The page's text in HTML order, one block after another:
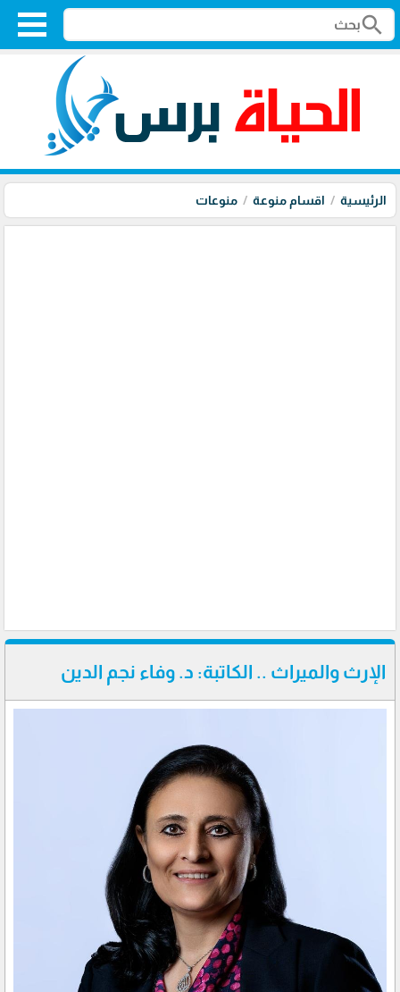
search
الرئيسية اقسام منوعة منوعات
الإرث والميراث .. الكاتبة: د. وفاء نجم الدين